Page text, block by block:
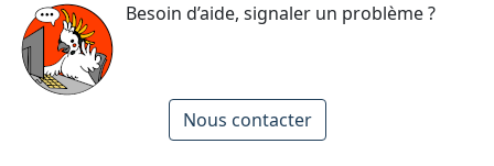
Besoin d’aide, signaler un problème ?
Nous contacter